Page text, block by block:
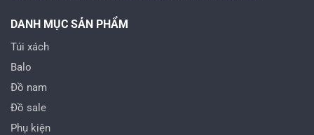
DANH MỤC SẢN PHẨM
Túi xách
Balo
Đồ nam
Đồ sale
Phụ kiện